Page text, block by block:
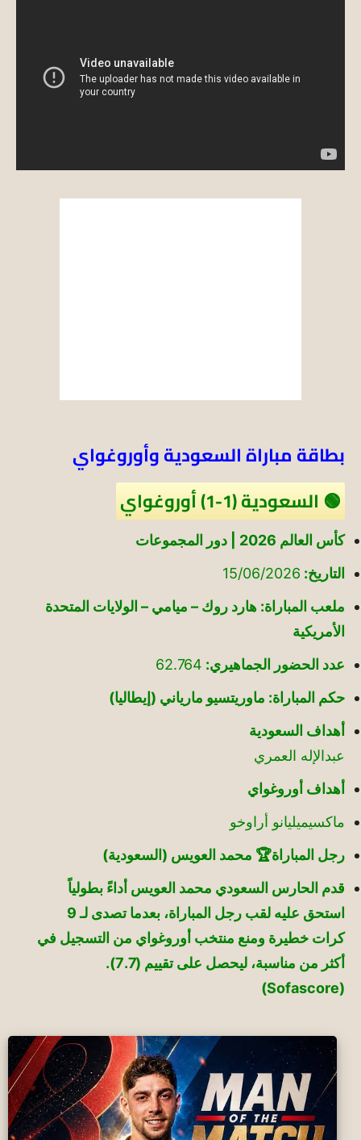
بطاقة مباراة السعودية وأوروغواي
🟢 السعودية (1-1) أوروغواي
كأس العالم 2026 | دور المجموعات
التاريخ: 15/06/2026
ملعب المباراة: هارد روك – ميامي – الولايات المتحدة
الأمريكية
عدد الحضور الجماهيري: 62.764
حكم المباراة: ماوريتسيو مارياني (إيطاليا)
أهداف السعودية
عبدالإله العمري
أهداف أوروغواي
ماكسيميليانو أراوخو
رجل المباراة🏆 محمد العويس (السعودية)
قدم الحارس السعودي محمد العويس أداءً بطولياً
استحق عليه لقب رجل المباراة، بعدما تصدى لـ 9
كرات خطيرة ومنع منتخب أوروغواي من التسجيل في
أكثر من مناسبة، ليحصل على تقييم (7.7).
(Sofascore)